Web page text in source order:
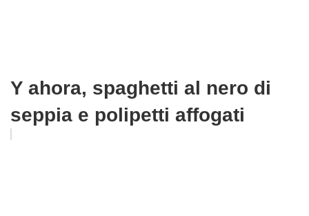
Y ahora, spaghetti al nero di
seppia e polipetti affogati